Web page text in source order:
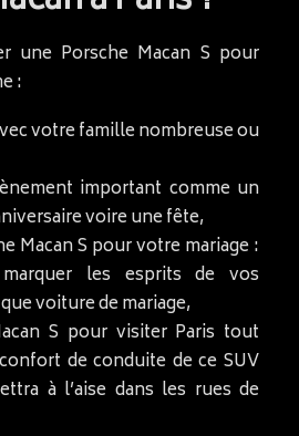
une Porsche Macan S pour
:
votre famille nombreuse ou
important comme un
voire une fête,
Macan S pour votre mariage :
les esprits de vos
voiture de mariage,
S pour visiter Paris tout
de conduite de ce SUV
à l’aise dans les rues de